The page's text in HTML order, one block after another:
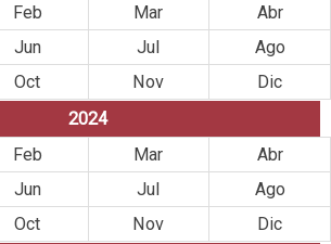
Feb Mar
Abr
Jun Jul
Ago
Oct Nov
Dic
2024
Feb Mar
Abr
Jun Jul
Ago
Oct Nov
Dic